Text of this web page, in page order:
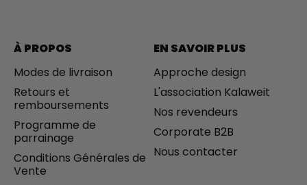
À PROPOS
Modes de livraison
Retours et
remboursements
Programme de
parrainage
Conditions Générales de
Vente
EN SAVOIR PLUS
Approche design
L'association Kalaweit
Nos revendeurs
Corporate B2B
Nous contacter